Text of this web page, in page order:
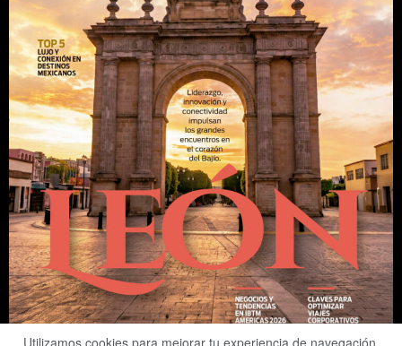
Utilizamos cookies para mejorar tu experiencia de navegación.